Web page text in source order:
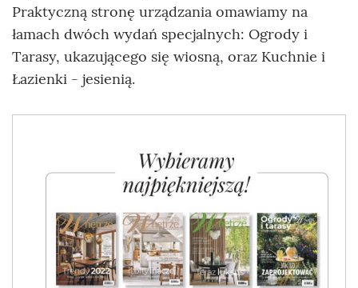
Praktyczną stronę urządzania omawiamy na
łamach dwóch wydań specjalnych: Ogrody i
Tarasy, ukazującego się wiosną, oraz Kuchnie i
Łazienki - jesienią.